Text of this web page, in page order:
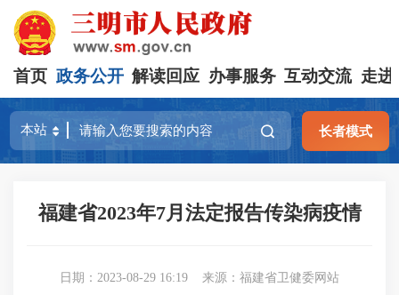
首页 政务公开 解读回应 办事服务 互动交流 走进
长者模式
福建省2023年7月法定报告传染病疫情
日期：2023-08-29 16:19 来源：福建省卫健委网站